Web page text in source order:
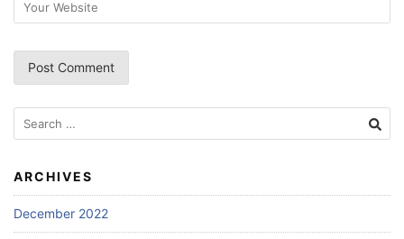
Search
for:
ARCHIVES
December 2022